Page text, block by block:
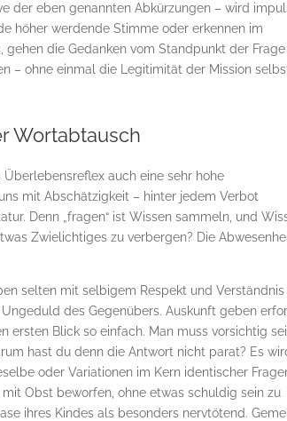
der eben genannten Abkürzungen – wird
höher werdende Stimme oder erkennen im
die Gedanken vom Standpunkt der
– ohne einmal die Legitimität der Mission
Wortabtausch
Überlebensreflex auch eine sehr hohe
mit Abschätzigkeit – hinter jedem Verbot
Denn „fragen“ ist Wissen sammeln, und
Zwielichtiges zu verbergen? Die
selten mit selbigem Respekt und Verständnis
des Gegenübers. Auskunft geben
Blick so einfach. Man muss vorsichtig
hast du denn die Antwort nicht parat? Es
oder Variationen im Kern identischer
Obst beworfen, ohne etwas schuldig sein zu
ihres Kindes als besonders nervtötend.